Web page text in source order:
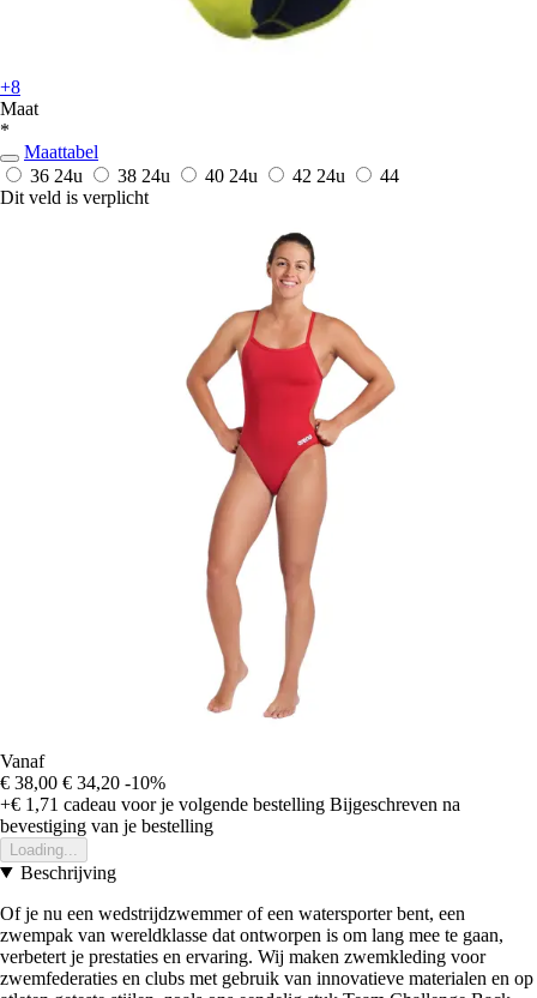
+8
Maat
*
Maattabel
36 24u 38 24u 40 24u 42 24u
44
Dit veld is verplicht
Vanaf
€ 38,00 € 34,20 -10%
+€ 1,71 cadeau voor je volgende bestelling Bijgeschreven na
bevestiging van je bestelling
Loading...
Beschrijving
Of je nu een wedstrijdzwemmer of een watersporter bent, een
zwempak van wereldklasse dat ontworpen is om lang mee te gaan,
verbetert je prestaties en ervaring. Wij maken zwemkleding voor
zwemfederaties en clubs met gebruik van innovatieve materialen en op